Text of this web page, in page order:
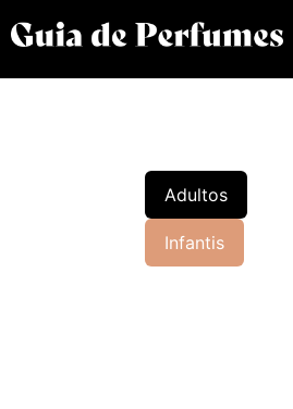
Adultos
Infantis